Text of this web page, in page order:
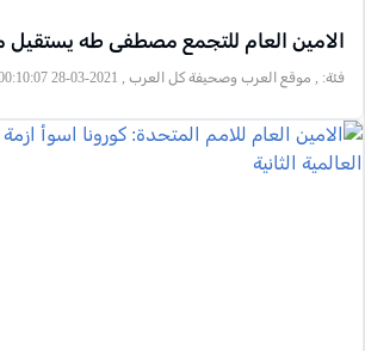
الامين العام للتجمع مصطفى طه
فئة: , موقع العرب وصحيفة كل العرب , 2021-03-28 00:10:07